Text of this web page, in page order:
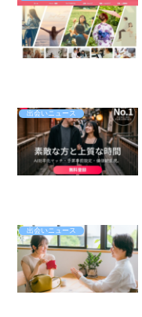
出会いニュース
出会いニュース